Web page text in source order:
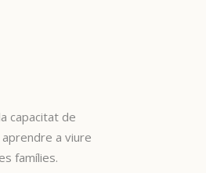
capacitat de
a viure
famílies.